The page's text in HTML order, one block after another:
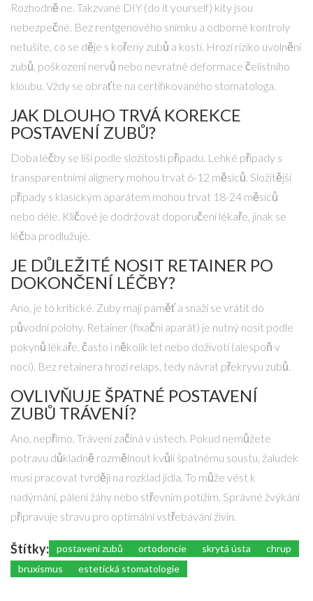
Rozhodně ne. Takzvané DIY (do it yourself) kity jsou
nebezpečné. Bez rentgenového snímku a odborné kontroly
netušíte, co se děje s kořeny zubů a kostí. Hrozí riziko uvolnění
zubů, poškození nervů nebo nevratné deformace čelistního
kloubu. Vždy se obraťte na certifikovaného stomatologa.
JAK DLOUHO TRVÁ KOREKCE
POSTAVENÍ ZUBŮ?
Doba léčby se liší podle složitosti případu. Lehké případy s
transparentními alignery mohou trvat 6-12 měsíců. Složitější
případy s klasickým aparátem mohou trvat 18-24 měsíců
nebo déle. Klíčové je dodržovat doporučení lékaře, jinak se
léčba prodlužuje.
JE DŮLEŽITÉ NOSIT RETAINER PO
DOKONČENÍ LÉČBY?
Ano, je to kritické. Zuby mají paměť a snaží se vrátit do
původní polohy. Retainer (fixační aparát) je nutný nosit podle
pokynů lékaře, často i několik let nebo doživotí (alespoň v
noci). Bez retainera hrozí relaps, tedy návrat překryvu zubů.
OVLIVŇUJE ŠPATNÉ POSTAVENÍ
ZUBŮ TRÁVENÍ?
Ano, nepřímo. Trávení začíná v ústech. Pokud nemůžete
potravu důkladně rozmělnout kvůli špatnému soustu, žaludek
musí pracovat tvrději na rozklad jídla. To může vést k
nadýmání, pálení žáhy nebo střevním potížím. Správné žvýkání
připravuje stravu pro optimální vstřebávání živin.
Štítky: postavení zubů ortodoncie skrytá ústa
chrup
bruxismus
estetická stomatologie